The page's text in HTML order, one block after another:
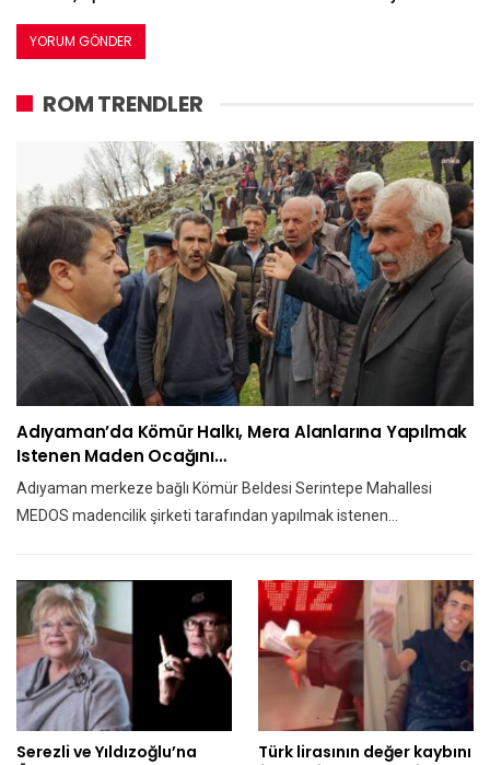
ROM TRENDLER
Adıyaman’da Kömür Halkı, Mera Alanlarına Yapılmak
Istenen Maden Ocağını…
Adıyaman merkeze bağlı Kömür Beldesi Serintepe Mahallesi
MEDOS madencilik şirketi tarafından yapılmak istenen…
Serezli ve Yıldızoğlu’na
Türk lirasının değer kaybını